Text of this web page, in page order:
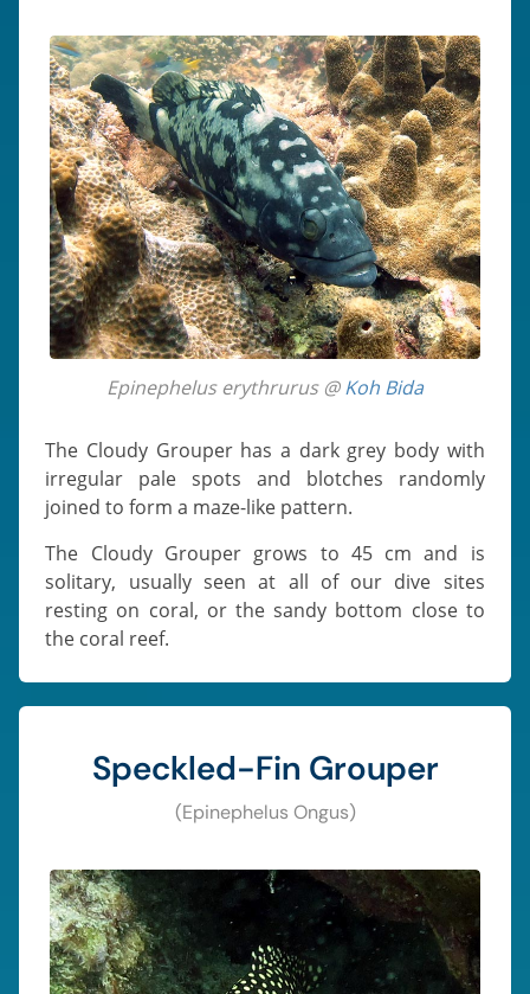
Epinephelus erythrurus @Koh Bida
The Cloudy Grouper has a dark grey body with
irregular pale spots and blotches randomly
joined to form a maze-like pattern.
The Cloudy Grouper grows to 45 cm and is
solitary, usually seen at all of our dive sites
resting on coral, or the sandy bottom close to
the coral reef.
Speckled-Fin Grouper
(Epinephelus Ongus)